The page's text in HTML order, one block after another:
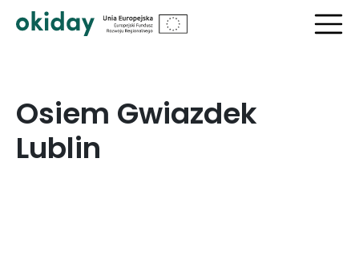
Osiem Gwiazdek
Lublin